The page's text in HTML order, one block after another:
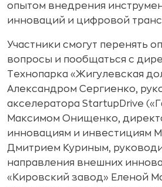
опытом внедрения
инноваций и цифровой
Участники смогут перенять
вопросы и пообщаться с
Технопарка «Жигулевская
Александром Сергиенко,
акселератора StartupDrive
Максимом Онищенко,
инновациям и инвестициям
Дмитрием Куриным,
направления внешних
«Кировский завод» Еленой